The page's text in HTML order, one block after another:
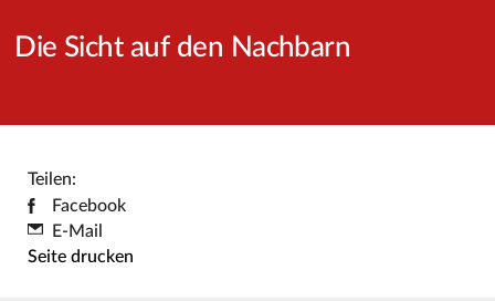
Die Sicht auf den Nachbarn
Teilen:
Facebook
E-Mail
Seite drucken